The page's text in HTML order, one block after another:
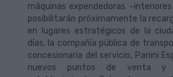
máquinas expendedoras
posibilitarán próximamente la
en lugares estratégicos de la
días, la compañía pública de
concesionaria del servicio, Panini
nuevos puntos de venta y